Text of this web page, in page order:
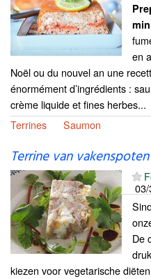
min
en
Noël ou du nouvel an une
énormément d’ingrédients :
crème liquide et fines herbes...
Terrines
Saumon
Terrine van vakenspoten
De
kiezen voor vegetarische